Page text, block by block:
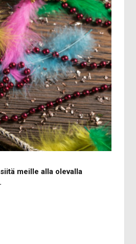
meille alla olevalla